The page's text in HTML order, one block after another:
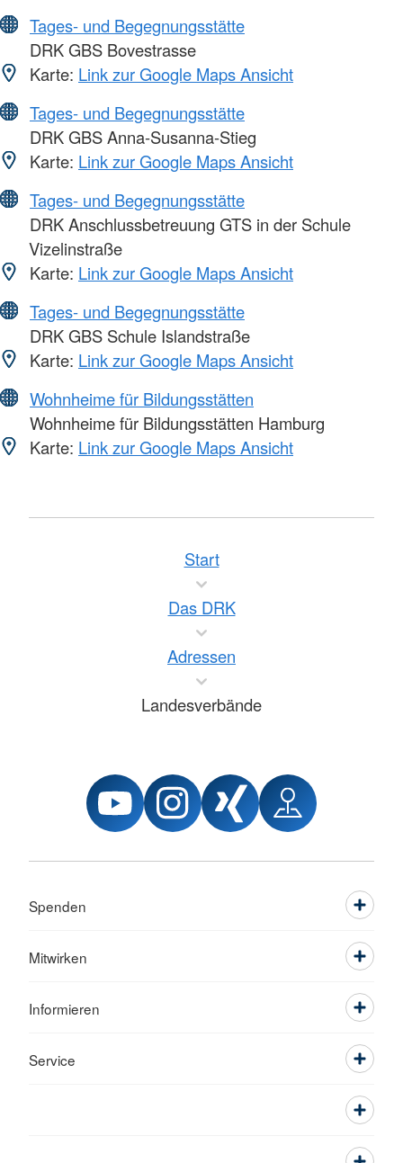
Tages- und Begegnungsstätte
DRK GBS Bovestrasse
Karte: Link zur Google Maps Ansicht
Tages- und Begegnungsstätte
DRK GBS Anna-Susanna-Stieg
Karte: Link zur Google Maps Ansicht
Tages- und Begegnungsstätte
DRK Anschlussbetreuung GTS in der Schule
Vizelinstraße
Karte: Link zur Google Maps Ansicht
Tages- und Begegnungsstätte
DRK GBS Schule Islandstraße
Karte: Link zur Google Maps Ansicht
Wohnheime für Bildungsstätten
Wohnheime für Bildungsstätten Hamburg
Karte: Link zur Google Maps Ansicht
Start
Das DRK
Adressen
Landesverbände
Spenden
Mitwirken
Informieren
Service